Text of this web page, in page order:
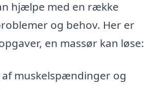
hjælpe med en række
og behov. Her er
en massør kan løse:
muskelspændinger og